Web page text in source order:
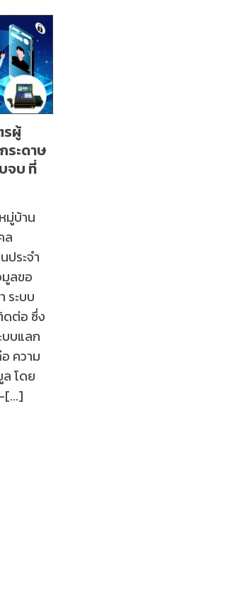
รผู้
ระดาษ
จบ ที่
มู่บ้าน
ล
ประจำ
มูลขอ
ระบบ
ต่อ ซึ่ง
บแลก
ความ
โดย